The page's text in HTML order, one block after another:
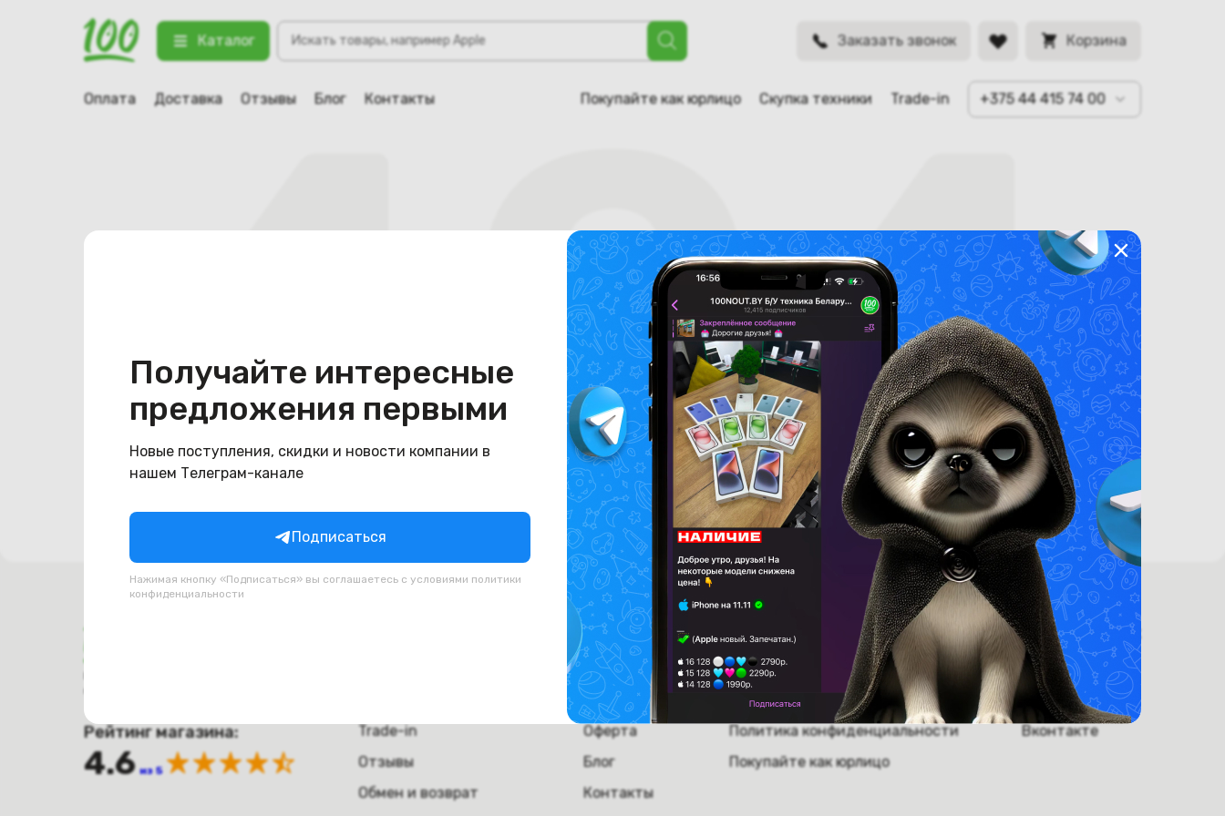
Каталог
товаров
Заказать звонок Корзина
Оплата Доставка Отзывы Блог Контакты Покупайте как юрлицо Скупка техники Trade-in +375 44 415 74 00
Получайте интересные
предложения первыми
Новые поступления, скидки и новости компании в
нашем Телеграм-канале
Подписаться
Нажимая кнопку «Подписаться» вы соглашаетесь с условиями политики
конфиденциальности
Страница не найдена
Попробуйте вернуться назад или поищите что-нибудь другое.
На главную
Рейтинг магазина:
4.6 из 5
Trade-in
Отзывы
Обмен и возврат
Компания
О компании
Вакансии
Оферта
Блог
Контакты
Полезная информация
Скупка техники
Сервисное обслуживание
Политика конфиденциальности
Покупайте как юрлицо
Мы в соцсетях
Инстаграм
Телеграм
Вконтакте